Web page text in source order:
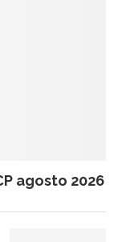
agosto 2026